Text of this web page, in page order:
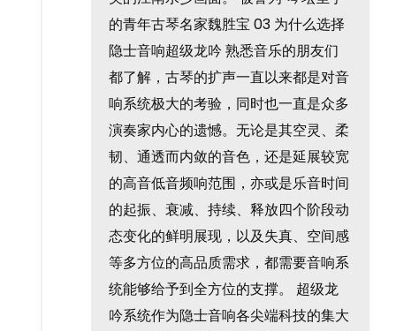
的青年古琴名家魏胜宝 03 为什么选择
隐士音响超级龙吟 熟悉音乐的朋友们
都了解，古琴的扩声一直以来都是对音
响系统极大的考验，同时也一直是众多
演奏家内心的遗憾。无论是其空灵、柔
韧、通透而内敛的音色，还是延展较宽
的高音低音频响范围，亦或是乐音时间
的起振、衰减、持续、释放四个阶段动
态变化的鲜明展现，以及失真、空间感
等多方位的高品质需求，都需要音响系
统能够给予到全方位的支撑。 超级龙
吟系统作为隐士音响各尖端科技的集大